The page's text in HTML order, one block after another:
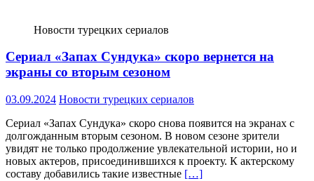
Новости турецких сериалов
Сериал «Запах Сундука» скоро вернется на
экраны со вторым сезоном
03.09.2024 Новости турецких сериалов
Сериал «Запах Сундука» скоро снова появится на экранах с
долгожданным вторым сезоном. В новом сезоне зрители
увидят не только продолжение увлекательной истории, но и
новых актеров, присоединившихся к проекту. К актерскому
составу добавились такие известные […]